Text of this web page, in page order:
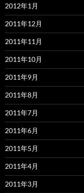
2012年1月
2011年12月
2011年11月
2011年10月
2011年9月
2011年8月
2011年7月
2011年6月
2011年5月
2011年4月
2011年3月